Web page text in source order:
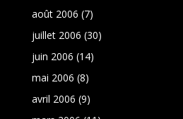
août 2006 (7)
juillet 2006 (30)
juin 2006 (14)
mai 2006 (8)
avril 2006 (9)